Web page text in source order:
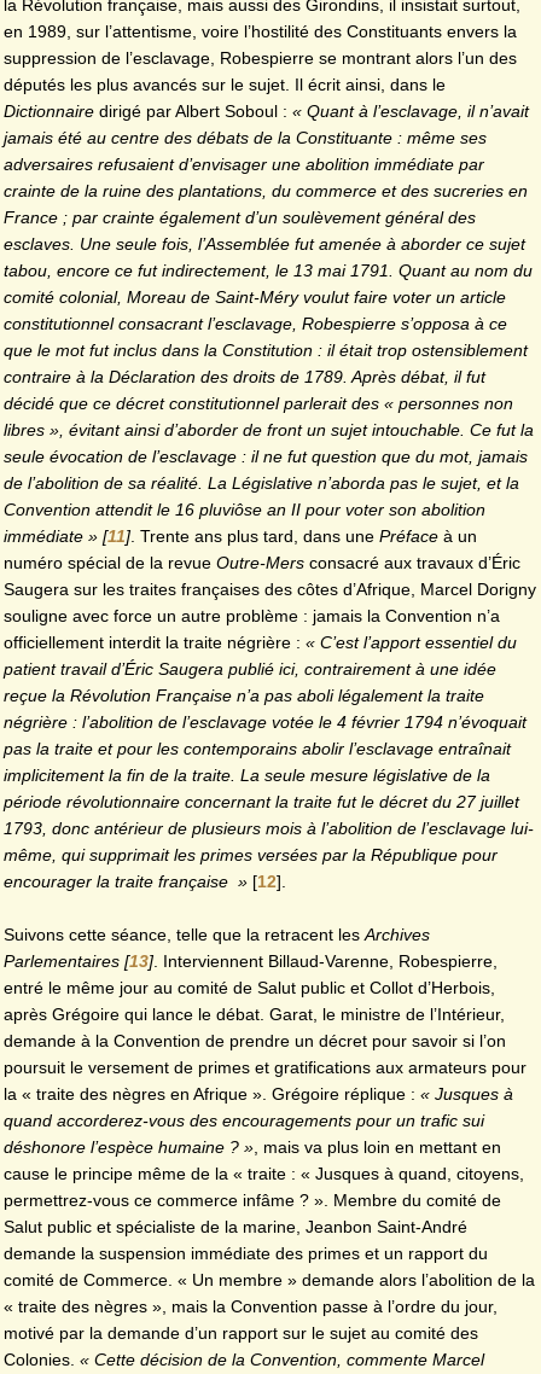
la Révolution française, mais aussi des Girondins, il insistait surtout,
en 1989, sur l’attentisme, voire l’hostilité des Constituants envers la
suppression de l’esclavage, Robespierre se montrant alors l’un des
députés les plus avancés sur le sujet. Il écrit ainsi, dans le
Dictionnaire dirigé par Albert Soboul : « Quant à l’esclavage, il n’avait
jamais été au centre des débats de la Constituante : même ses
adversaires refusaient d’envisager une abolition immédiate par
crainte de la ruine des plantations, du commerce et des sucreries en
France ; par crainte également d’un soulèvement général des
esclaves. Une seule fois, l’Assemblée fut amenée à aborder ce sujet
tabou, encore ce fut indirectement, le 13 mai 1791. Quant au nom du
comité colonial, Moreau de Saint-Méry voulut faire voter un article
constitutionnel consacrant l’esclavage, Robespierre s’opposa à ce
que le mot fut inclus dans la Constitution : il était trop ostensiblement
contraire à la Déclaration des droits de 1789. Après débat, il fut
décidé que ce décret constitutionnel parlerait des « personnes non
libres », évitant ainsi d’aborder de front un sujet intouchable. Ce fut la
seule évocation de l’esclavage : il ne fut question que du mot, jamais
de l’abolition de sa réalité. La Législative n’aborda pas le sujet, et la
Convention attendit le 16 pluviôse an II pour voter son abolition
immédiate » [11] . Trente ans plus tard, dans une Préface à un
numéro spécial de la revue Outre-Mers consacré aux travaux d’Éric
Saugera sur les traites françaises des côtes d’Afrique, Marcel Dorigny
souligne avec force un autre problème : jamais la Convention n’a
officiellement interdit la traite négrière : « C’est l’apport essentiel du
patient travail d’Éric Saugera publié ici, contrairement à une idée
reçue la Révolution Française n’a pas aboli légalement la traite
négrière : l’abolition de l’esclavage votée le 4 février 1794 n’évoquait
pas la traite et pour les contemporains abolir l’esclavage entraînait
implicitement la fin de la traite. La seule mesure législative de la
période révolutionnaire concernant la traite fut le décret du 27 juillet
1793, donc antérieur de plusieurs mois à l’abolition de l’esclavage lui-
même, qui supprimait les primes versées par la République pour
encourager la traite française » [12]
Suivons cette séance, telle que la retracent les Archives
Parlementaires [13] . Interviennent Billaud-Varenne, Robespierre,
entré le même jour au comité de Salut public et Collot d’Herbois,
après Grégoire qui lance le débat. Garat, le ministre de l’Intérieur,
demande à la Convention de prendre un décret pour savoir si l’on
poursuit le versement de primes et gratifications aux armateurs pour
la « traite des nègres en Afrique ». Grégoire réplique : « Jusques à
quand accorderez-vous des encouragements pour un trafic sui
déshonore l’espèce humaine ? » , mais va plus loin en mettant en
cause le principe même de la « traite : « Jusques à quand, citoyens,
permettrez-vous ce commerce infâme ? ». Membre du comité de
Salut public et spécialiste de la marine, Jeanbon Saint-André
demande la suspension immédiate des primes et un rapport du
comité de Commerce. « Un membre » demande alors l’abolition de la
« traite des nègres », mais la Convention passe à l’ordre du jour,
motivé par la demande d’un rapport sur le sujet au comité des
Colonies. « Cette décision de la Convention, commente Marcel